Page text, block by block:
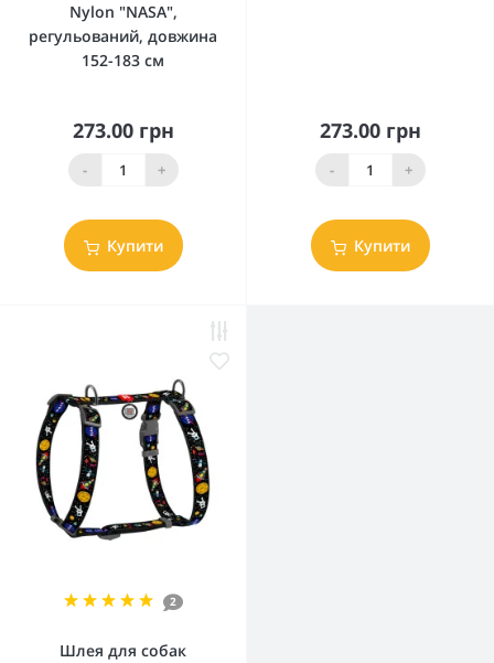
Nylon "NASA",
регульований, довжина
152-183 см
273.00 грн
- +
Купити
273.00 грн
- +
Купити
2
Шлея для собак